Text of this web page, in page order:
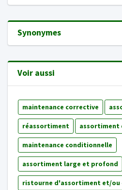
Synonymes
Voir aussi
maintenance corrective
réassortiment assortiment
maintenance conditionnelle
assortiment large et profond
ristourne d'assortiment et/ou